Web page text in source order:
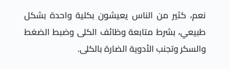
نعم، كثير من الناس يعيشون بكلية واحدة بشكل
طبيعي، بشرط متابعة وظائف الكلى وضبط الضغط
والسكر وتجنب الأدوية الضارة بالكلى.